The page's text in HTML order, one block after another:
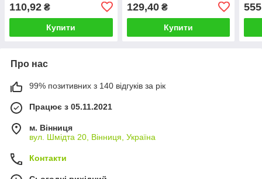
110,92 ₴
Купити
129,40₴
Купити
Про нас
99% позитивних з 140 відгуків за рік
Працює з 05.11.2021
м. Вінниця
вул. Шмідта 20, Вінниця, Україна
Контакти